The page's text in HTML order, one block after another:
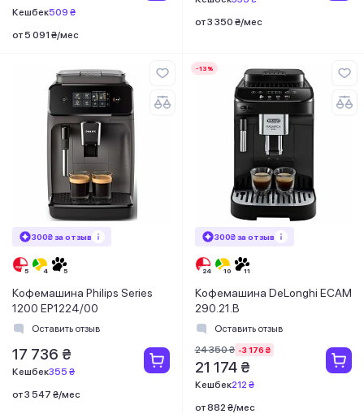
Кешбек509 ₴
от 5 091 ₴/мес
от 3 350 ₴/мес
300₴ за отзыв
Кофемашина Philips Series
1200 EP1224/00
Оставить отзыв
17 736 ₴
Кешбек355 ₴
от 3 547 ₴/мес
-13%
300₴ за отзыв
Кофемашина DeLonghi ECAM
290.21.B
Оставить отзыв
24 350 ₴ -3 176 ₴
21 174 ₴
Кешбек212 ₴
от 882 ₴/мес